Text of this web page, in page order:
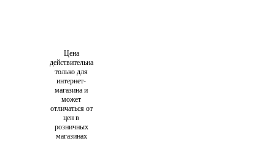
Цена
действительна
только для
интернет-
магазина и
может
отличаться от
цен в
розничных
магазинах